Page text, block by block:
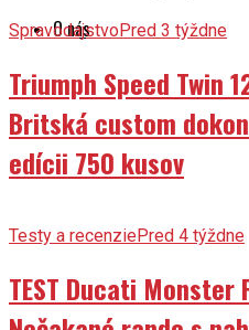
O nás
SpravodajstvoPred 3 týždne
Triumph Speed Twin
Britská custom
edícii 750 kusov
Testy a recenziePred 4 týždne
TEST Ducati